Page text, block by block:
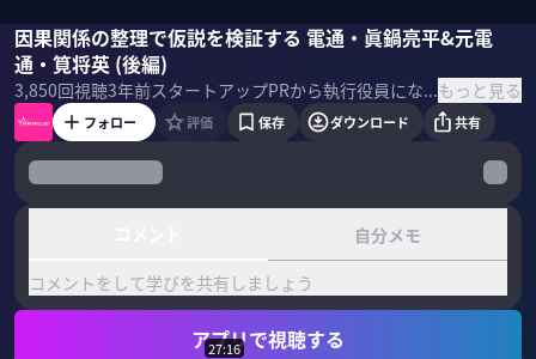
因果関係の整理で仮説を検証する 電通・眞鍋亮平&元電
通・筧将英 (後編)
3,850回視聴3年前 スタートアップPRから執行役員になった令和トラベル・大木優紀氏が日々の業務で抱くリアルな悩み・疑問をビジネス界のスターに“悩み相談”しながら成長を遂げるトークドキュメンタリー。今回のゲストは電通クリエーティブ・ディレクターの眞鍋亮平さんと戦略プランナーの筧将英さんもっと見る
眞鍋亮平筧将英大木優紀
フォロー 評価 保存 ダウンロード 共有
自分メモ
コメントをして学びを共有しましょう
アプリで視聴する
27:16